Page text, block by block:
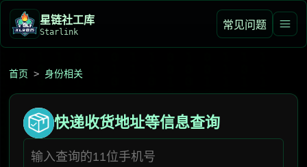
星链社工库️
Starlink
常见问题
首页 > 身份相关
快递收货地址等信息查询